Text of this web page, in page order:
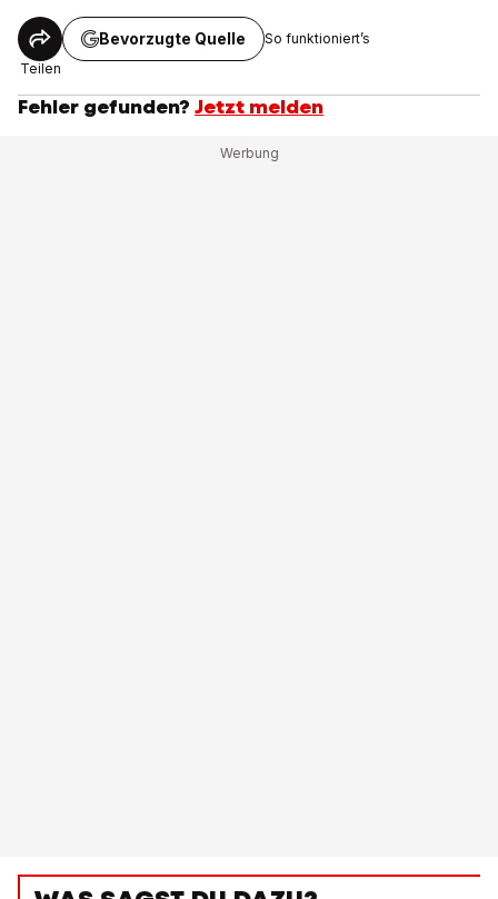
Teilen
Bevorzugte Quelle So funktioniert’s
Fehler gefunden? Jetzt melden